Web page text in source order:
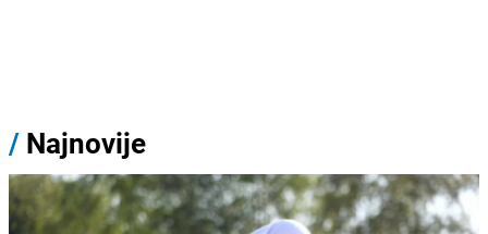
/ Najnovije